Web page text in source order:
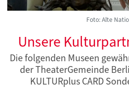
Foto: Alte
Unsere
Die folgenden Museen
der TheaterGemeinde
KULTURplus CARD